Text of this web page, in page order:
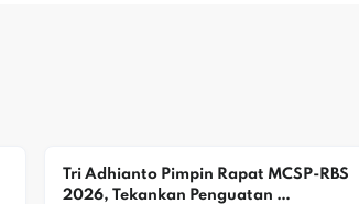
Tri Adhianto Pimpin Rapat MCSP-RBS
2026, Tekankan Penguatan